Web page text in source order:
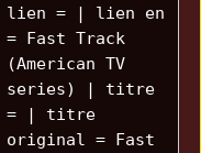
lien = | lien en
= Fast Track
(American TV
series) | titre
= | titre
original = Fast